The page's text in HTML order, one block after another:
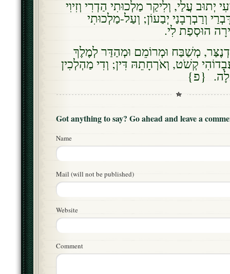
יְתוּב עֲלַי, וְלִיקַר מַלְכוּתִי הַדְרִי וְזִיוִי
וְרַבְרְבָנַי יְבַעוֹן; וְעַל-מַלְכוּתִי
הוּסְפַת לִי.
מְשַׁבַּח וּמְרוֹמֵם וּמְהַדַּר לְמֶלֶךְ
קְשֹׁט, וְאֹרְחָתֵהּ דִּין; וְדִי מַהְלְכִין
{פ}
Got anything to say? Go ahead and leave a
Name
Mail (will not be published)
Website
Comment